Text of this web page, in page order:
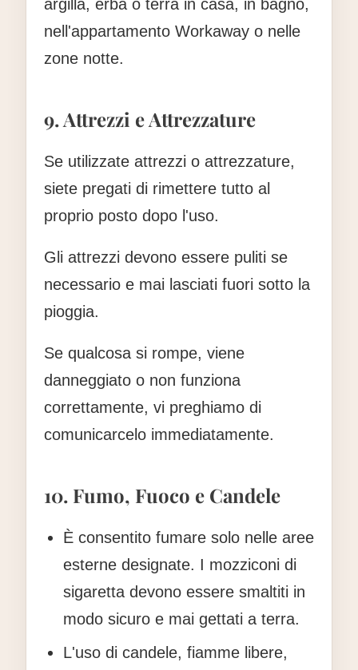
argilla, erba o terra in casa, in bagno,
nell'appartamento Workaway o nelle
zone notte.
9. Attrezzi e Attrezzature
Se utilizzate attrezzi o attrezzature,
siete pregati di rimettere tutto al
proprio posto dopo l'uso.
Gli attrezzi devono essere puliti se
necessario e mai lasciati fuori sotto la
pioggia.
Se qualcosa si rompe, viene
danneggiato o non funziona
correttamente, vi preghiamo di
comunicarcelo immediatamente.
10. Fumo, Fuoco e Candele
È consentito fumare solo nelle aree
esterne designate. I mozziconi di
sigaretta devono essere smaltiti in
modo sicuro e mai gettati a terra.
L'uso di candele, fiamme libere,